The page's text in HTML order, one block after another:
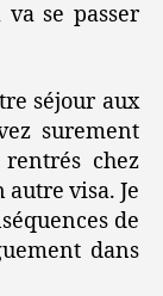
se passer
séjour aux
surement
chez
autre visa. Je
de
dans